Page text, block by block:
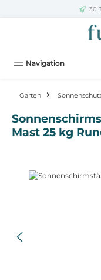
Zum Hauptinhalt springen
30
Navigation
Garten
Mast 25 kg
Bildergalerie